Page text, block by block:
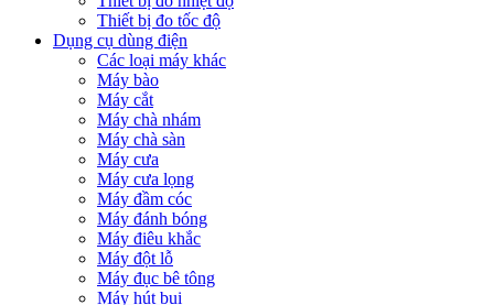
Thiết bị đo tốc độ
Dụng cụ dùng điện
Các loại máy khác
Máy bào
Máy cắt
Máy chà nhám
Máy chà sàn
Máy cưa
Máy cưa lọng
Máy đầm cóc
Máy đánh bóng
Máy điêu khắc
Máy đột lỗ
Máy đục bê tông
Máy hút bụi